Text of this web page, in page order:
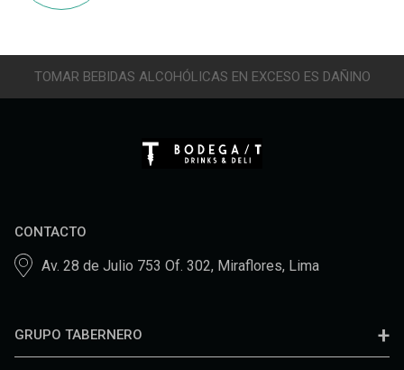
TOMAR BEBIDAS ALCOHÓLICAS EN EXCESO ES DAÑINO
CONTACTO
Av. 28 de Julio 753 Of. 302, Miraflores, Lima
GRUPO TABERNERO